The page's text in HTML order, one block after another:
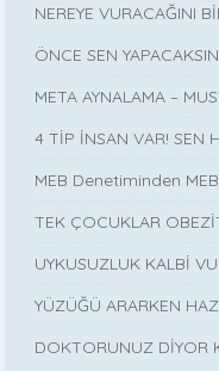
NEREYE VURACAĞINI
ÖNCE SEN
META AYNALAMA –
4 TİP İNSAN VAR! SEN
MEB Denetiminden
TEK ÇOCUKLAR
UYKUSUZLUK KALBİ
YÜZÜĞÜ ARARKEN
DOKTORUNUZ DİYOR